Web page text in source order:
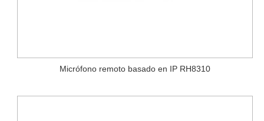
Micrófono remoto basado en IP RH8310